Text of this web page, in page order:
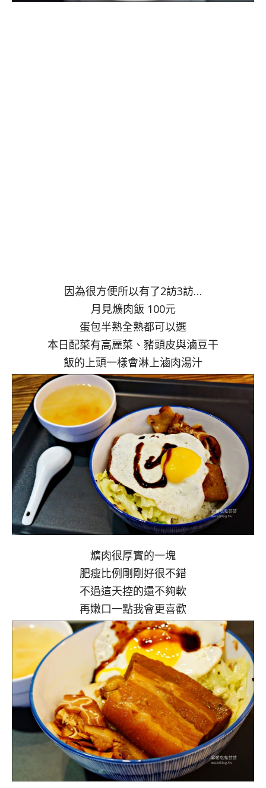
因為很方便所以有了2訪3訪…
月見爌肉飯 100元
蛋包半熟全熟都可以選
本日配菜有高麗菜、豬頭皮與滷豆干
飯的上頭一樣會淋上滷肉湯汁
爌肉很厚實的一塊
肥瘦比例剛剛好很不錯
不過這天控的還不夠軟
再嫩口一點我會更喜歡